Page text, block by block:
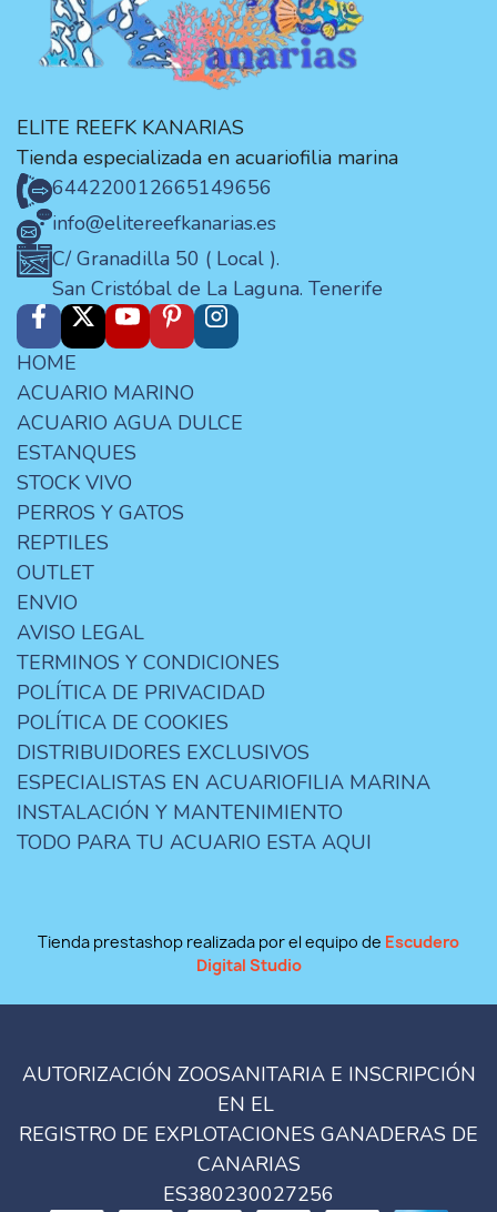
ELITE REEFK KANARIAS
Tienda especializada en acuariofilia marina
644220012665149656
info@elitereefkanarias.es
C/ Granadilla 50 ( Local ).
San Cristóbal de La Laguna. Tenerife
HOME
ACUARIO MARINO
ACUARIO AGUA DULCE
ESTANQUES
STOCK VIVO
PERROS Y GATOS
REPTILES
OUTLET
ENVIO
AVISO LEGAL
TERMINOS Y CONDICIONES
POLÍTICA DE PRIVACIDAD
POLÍTICA DE COOKIES
DISTRIBUIDORES EXCLUSIVOS
ESPECIALISTAS EN ACUARIOFILIA MARINA
INSTALACIÓN Y MANTENIMIENTO
TODO PARA TU ACUARIO ESTA AQUI
Tienda prestashop realizada por el equipo de Escudero
Digital Studio
AUTORIZACIÓN ZOOSANITARIA E INSCRIPCIÓN
EN EL
REGISTRO DE EXPLOTACIONES GANADERAS DE
CANARIAS
ES380230027256